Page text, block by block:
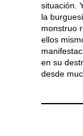
situación.
la
monstruo
ellos
en su
desde